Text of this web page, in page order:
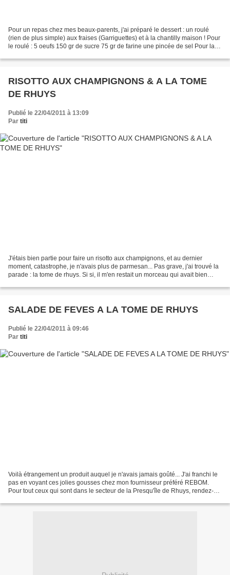
Pour un repas chez mes beaux-parents, j'ai préparé le dessert : un roulé
(rien de plus simple) aux fraises (Garriguettes) et à la chantilly maison ! Pour
le roulé : 5 oeufs 150 gr de sucre 75 gr de farine une pincée de sel Pour la
RISOTTO AUX CHAMPIGNONS & A LA TOME
DE RHUYS
Publié le 22/04/2011 à 13:09
Par titi
J'étais bien partie pour faire un risotto aux champignons, et au dernier
moment, catastrophe, je n'avais plus de parmesan... Pas grave, j'ai trouvé la
parade : la tome de rhuys. Si si, il m'en restait un morceau qui avait bien
SALADE DE FEVES A LA TOME DE RHUYS
Publié le 22/04/2011 à 09:46
Par titi
Voilà étrangement un produit auquel je n'avais jamais goûté... J'ai franchi le
pas en voyant ces jolies gousses chez mon fournisseur préféré REBOM.
Pour tout ceux qui sont dans le secteur de la Presqu'île de Rhuys, rendez-